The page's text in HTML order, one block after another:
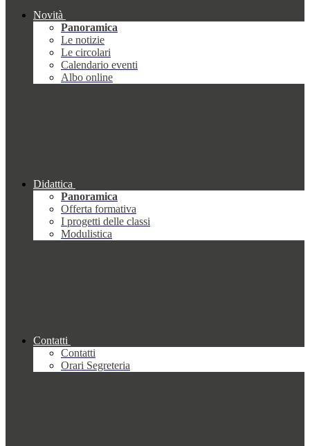
Novità
Panoramica
Le notizie
Le circolari
Calendario eventi
Albo online
Didattica
Panoramica
Offerta formativa
I progetti delle classi
Modulistica
Contatti
Contatti
Orari Segreteria